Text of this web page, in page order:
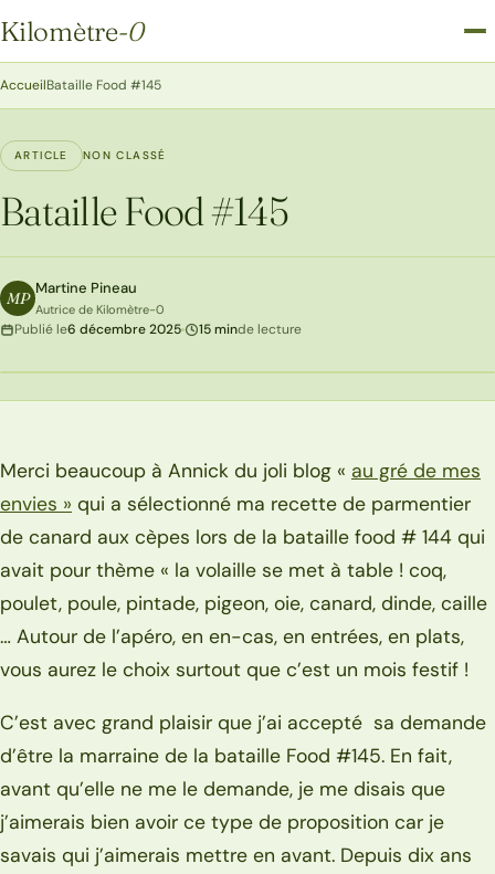
Kilomètre-0
Kilomètre-0
AccueilBataille Food #145
ARTICLE NON CLASSÉ
Bataille Food #145
MP
Martine Pineau
Autrice de Kilomètre-0
Publié le6 décembre 2025 15 minde lecture
Merci beaucoup à Annick du joli blog « au gré de mes
envies » qui a sélectionné ma recette de parmentier
de canard aux cèpes lors de la bataille food # 144 qui
avait pour thème « la volaille se met à table ! coq,
poulet, poule, pintade, pigeon, oie, canard, dinde, caille
… Autour de l’apéro, en en-cas, en entrées, en plats,
vous aurez le choix surtout que c’est un mois festif !
C’est avec grand plaisir que j’ai accepté sa demande
d’être la marraine de la bataille Food #145. En fait,
avant qu’elle ne me le demande, je me disais que
j’aimerais bien avoir ce type de proposition car je
savais qui j’aimerais mettre en avant. Depuis dix ans